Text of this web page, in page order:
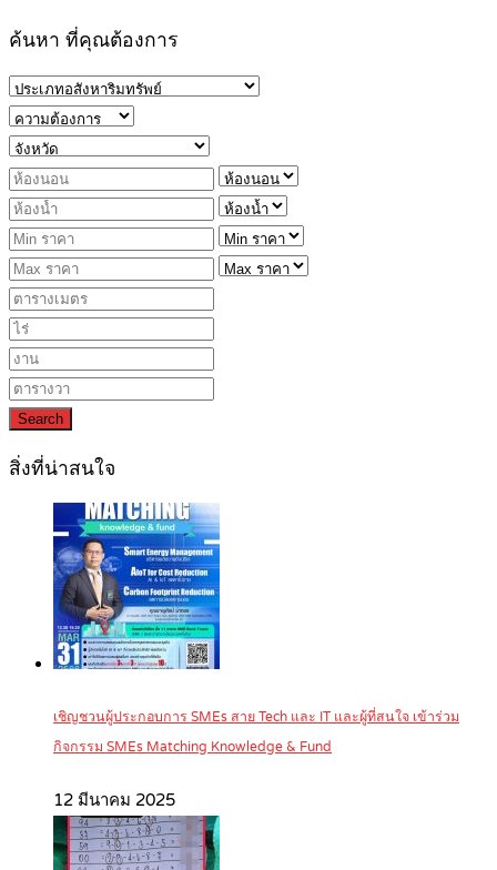
ค้นหา ที่คุณต้องการ
Search
สิ่งที่น่าสนใจ
เชิญชวนผู้ประกอบการ SMEs สาย Tech และ IT และผู้ที่สนใจ เข้าร่วม
กิจกรรม SMEs Matching Knowledge & Fund
12 มีนาคม 2025